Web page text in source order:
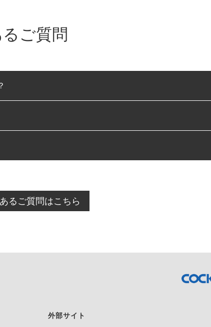
ご質問
ご希望の際は、直接ご予約いただいた店舗へご連絡くださ
るご質問はこちら
外部サイト